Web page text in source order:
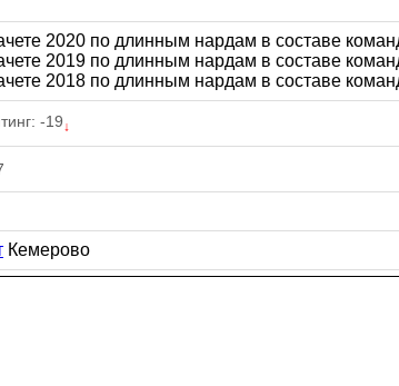
2020 по длинным нардам в составе
2019 по длинным нардам в составе
2018 по длинным нардам в составе
-19↓
Кемерово